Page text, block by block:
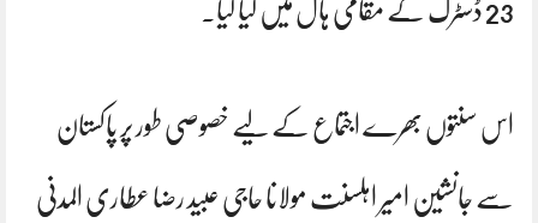
23 ڈسٹرک کے مقامی ہال میں کیا گیا۔
اس سنتوں بھرے اجتماع کے لیے خصوصی طور پر پاکستان
سے جانشین امیر اہلسنت مولانا حاجی عبید رضا عطاری المدنی